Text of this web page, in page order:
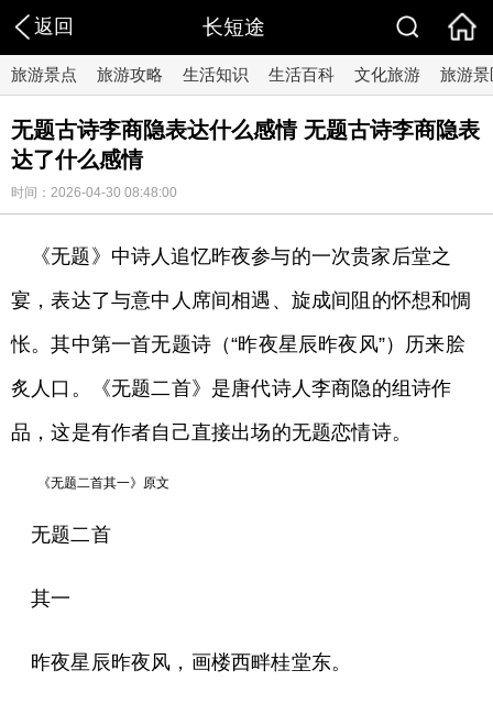
返回 长短途
旅游景点 旅游攻略 生活知识 生活百科 文化旅游 旅游景
无题古诗李商隐表达什么感情 无题古诗李商隐表
达了什么感情
时间：2026-04-30 08:48:00
《无题》中诗人追忆昨夜参与的一次贵家后堂之
宴，表达了与意中人席间相遇、旋成间阻的怀想和惆
怅。其中第一首无题诗（“昨夜星辰昨夜风”）历来脍
炙人口。《无题二首》是唐代诗人李商隐的组诗作
品，这是有作者自己直接出场的无题恋情诗。
《无题二首其一》原文
无题二首
其一
昨夜星辰昨夜风，画楼西畔桂堂东。